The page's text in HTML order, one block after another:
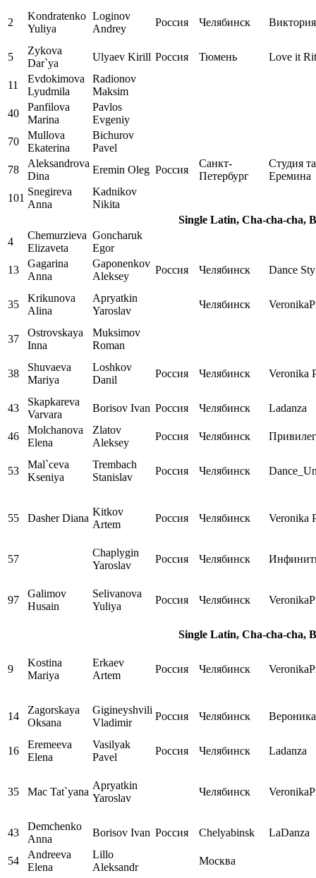
2
Kondratenko
Yuliya
Loginov
Andrey
Россия Челябинск Виктория
5
Zykova
Dar`ya
Ulyaev Kirill Россия Тюмень Love it
11
Evdokimova
Lyudmila
Radionov
Maksim
40
Panfilova
Marina
Pavlos
Evgeniy
70
Mullova
Ekaterina
Bichurov
Pavel
78
Aleksandrova
Dina
Eremin Oleg Россия
Санкт-
Петербург
Студия
Еремина
101
Snegireva
Anna
Kadnikov
Nikita
Single Latin, Cha-cha-cha,
4
Chemurzieva
Elizaveta
Goncharuk
Egor
13
Gagarina
Anna
Gaponenkov
Aleksey
Россия Челябинск Dance
35
Krikunova
Alina
Apryatkin
Yaroslav
Челябинск
37
Ostrovskaya
Inna
Muksimov
Roman
38
Shuvaeva
Mariya
Loshkov
Danil
Россия Челябинск Veronika
43
Skapkareva
Varvara
Borisov Ivan Россия Челябинск Ladanza
46
Molchanova
Elena
Zlatov
Aleksey
Россия Челябинск
53
Mal`ceva
Kseniya
Trembach
Stanislav
Россия Челябинск
55 Dasher Diana
Kitkov
Artem
Россия Челябинск Veronika
57
Chaplygin
Yaroslav
Россия Челябинск
97
Galimov
Husain
Selivanova
Yuliya
Россия Челябинск
Single Latin, Cha-cha-cha,
9
Kostina
Mariya
Erkaev
Artem
Россия Челябинск
14
Zagorskaya
Oksana
Gigineyshvili
Vladimir
Россия Челябинск Вероника
16
Eremeeva
Elena
Vasilyak
Pavel
Россия Челябинск Ladanza
35 Mac Tat`yana
Apryatkin
Yaroslav
Челябинск
43
Demchenko
Anna
Borisov Ivan Россия Chelyabinsk LaDanza
54
Andreeva
Elena
Lillo
Aleksandr
Москва